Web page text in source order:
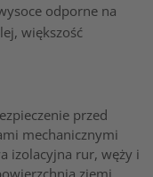
odporne na
większość
przed
mechanicznymi
izolacyjna rur, węży i